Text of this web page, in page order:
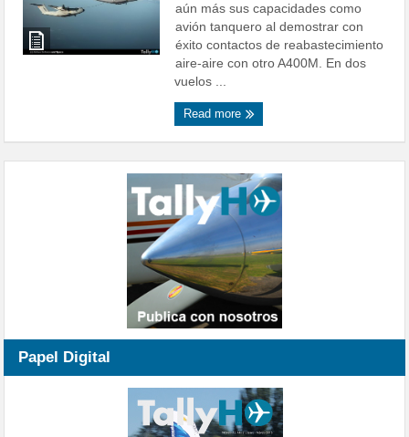
aún más sus capacidades como
avión tanquero al demostrar con
éxito contactos de reabastecimiento
aire-aire con otro A400M. En dos
vuelos ...
Read more
Papel Digital